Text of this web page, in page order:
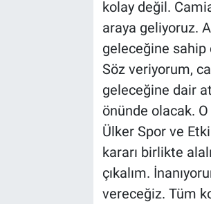
kolay değil.
araya geliyoruz.
geleceğine sahip
Söz veriyorum,
geleceğine dair
önünde olacak.
Ülker Spor ve
kararı birlikte
çıkalım.
vereceğiz. Tüm